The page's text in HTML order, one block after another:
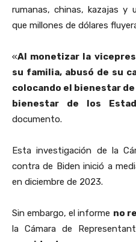
rumanas, chinas, kazajas y
que millones de dólares
«Al monetizar la
su familia, abusó de su
colocando el bienestar
bienestar de los
documento.
Esta investigación de la
contra de Biden inició a
en diciembre de 2023.
Sin embargo, el informe no
la Cámara de